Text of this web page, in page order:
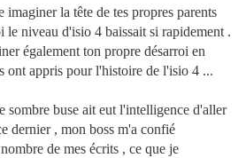
imaginer la tête de tes propres parents
le niveau d'isio 4 baissait si rapidement .
également ton propre désarroi en
ont appris pour l'histoire de l'isio 4 ...
sombre buse ait eut l'intelligence d'aller
dernier , mon boss m'a confié
de mes écrits , ce que je